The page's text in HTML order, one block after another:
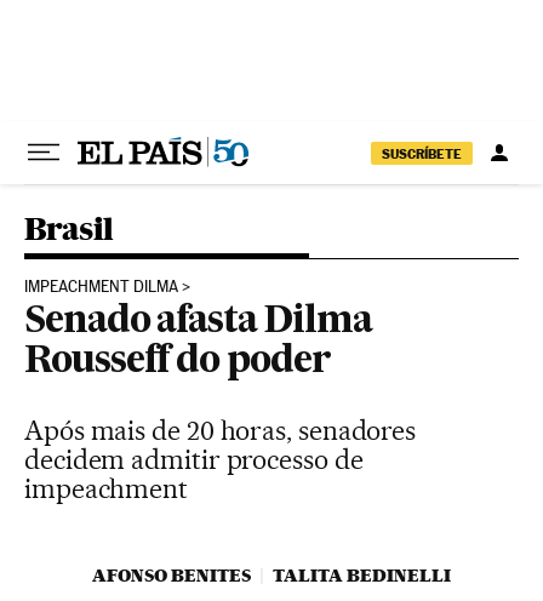
SUSCRÍBETE
Brasil
IMPEACHMENT DILMA
Senado afasta Dilma
Rousseff do poder
Após mais de 20 horas, senadores
decidem admitir processo de
impeachment
AFONSO BENITES TALITA BEDINELLI